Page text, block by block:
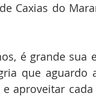
Caxias do
é grande sua
que aguardo
aproveitar